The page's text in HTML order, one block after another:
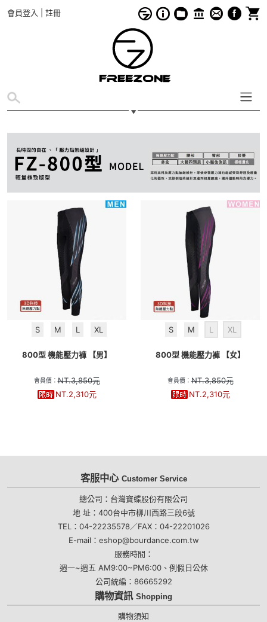
會員登入 註冊
S M L XL
800型 機能壓力褲 【男】
會員價：NT.3,850元
NT.2,310元
S M L XL
800型 機能壓力褲 【女】
會員價：NT.3,850元
NT.2,310元
客服中心 Customer Service
總公司：台灣寶蝶股份有限公司
地 址：400台中市柳川西路三段6號
TEL：04-22235578／FAX：04-22201026
E-mail：eshop@bourdance.com.tw
服務時間：
週一~週五 AM9:00~PM6:00、例假日公休
公司統編：86665292
購物資訊 Shopping
購物須知